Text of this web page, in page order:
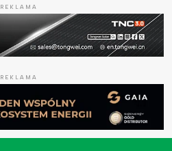
REKLAMA
REKLAMA